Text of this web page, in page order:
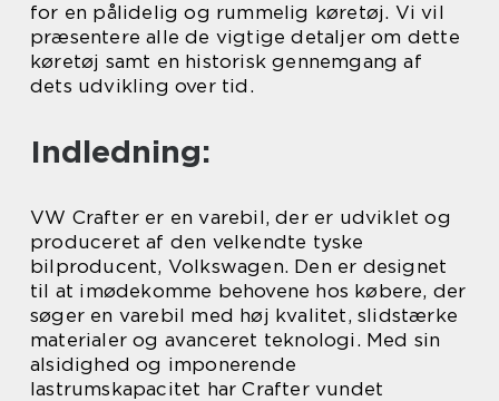
for en pålidelig og rummelig køretøj. Vi vil
præsentere alle de vigtige detaljer om dette
køretøj samt en historisk gennemgang af
dets udvikling over tid.
Indledning:
VW Crafter er en varebil, der er udviklet og
produceret af den velkendte tyske
bilproducent, Volkswagen. Den er designet
til at imødekomme behovene hos købere, der
søger en varebil med høj kvalitet, slidstærke
materialer og avanceret teknologi. Med sin
alsidighed og imponerende
lastrumskapacitet har Crafter vundet